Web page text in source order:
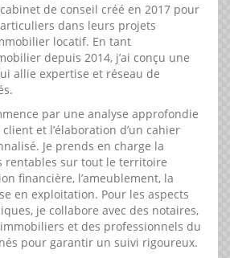
de conseil créé en 2017 pour
dans leurs projets
locatif. En tant
depuis 2014, j’ai conçu une
allie expertise et réseau de
par une analyse approfondie
et l’élaboration d’un cahier
Je prends en charge la
rentables sur tout le territoire
financière, l’ameublement, la
en exploitation. Pour les aspects
je collabore avec des notaires,
et des professionnels du
pour garantir un suivi rigoureux.